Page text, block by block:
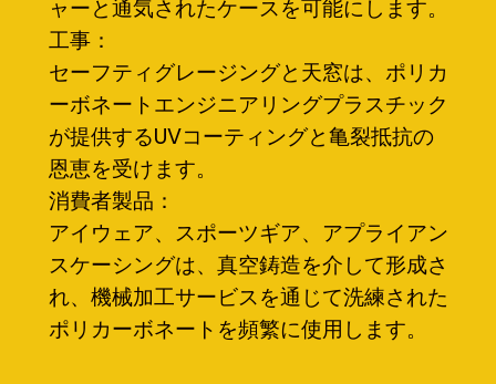
ャーと通気されたケースを可能にします。
工事：
セーフティグレージングと天窓は、ポリカ
ーボネートエンジニアリングプラスチック
が提供するUVコーティングと亀裂抵抗の
恩恵を受けます。
消費者製品：
アイウェア、スポーツギア、アプライアン
スケーシングは、真空鋳造を介して形成さ
れ、機械加工サービスを通じて洗練された
ポリカーボネートを頻繁に使用します。